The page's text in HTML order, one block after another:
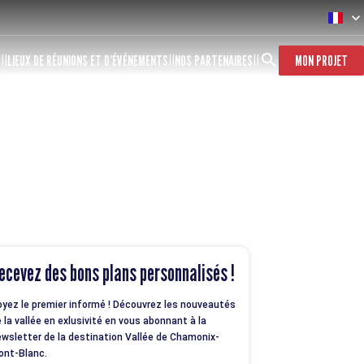
LIEUX DE RÉUNIONS ET D’ÉVÉNEMENTS NOS PARTENAIRES MON PROJET
des bons plans personnalisés !
le premier informé ! Découvrez les nouveautés
la vallée en exlusivité en vous abonnant à la
de la destination Vallée de Chamonix-
Blanc.